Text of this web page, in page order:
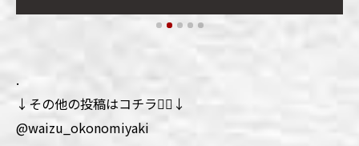
.
↓その他の投稿はコチラ💁‍♀️↓
@waizu_okonomiyaki